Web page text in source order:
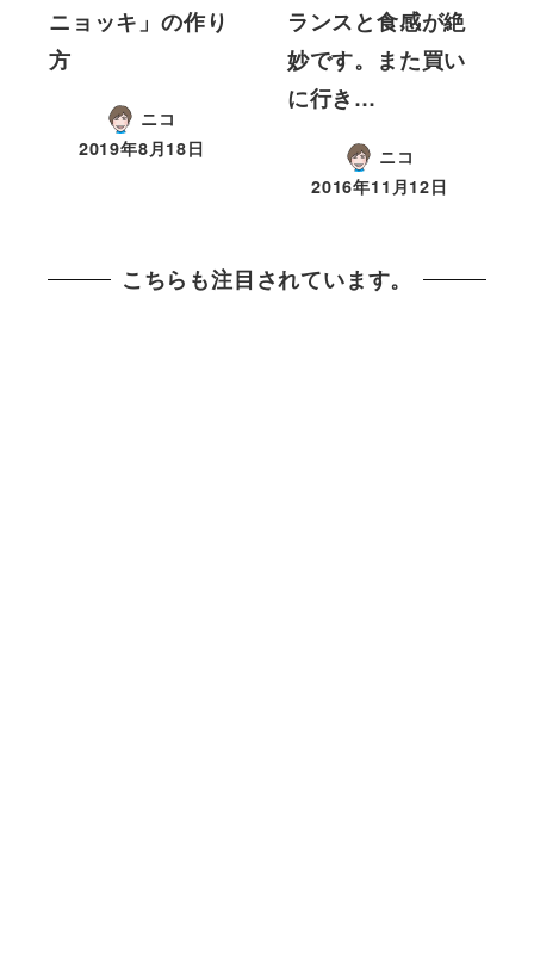
ニョッキ」の作り
方
ニコ
2019年8月18日
ランスと食感が絶
妙です。また買い
に行き…
ニコ
2016年11月12日
こちらも注目されています。